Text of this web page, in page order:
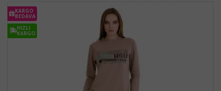
KARGO
BEDAVA
HIZLI
KARGO